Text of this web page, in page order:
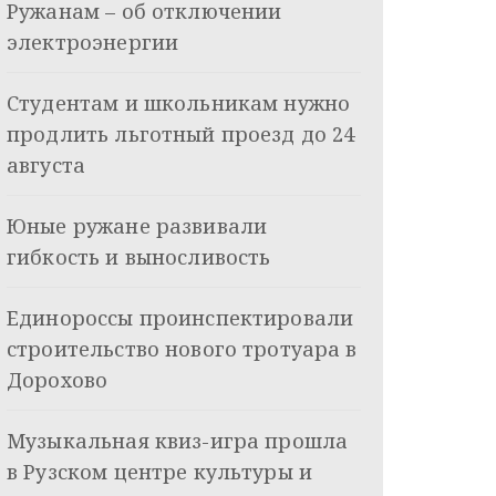
Ружанам – об отключении
электроэнергии
Студентам и школьникам нужно
продлить льготный проезд до 24
августа
Юные ружане развивали
гибкость и выносливость
Единороссы проинспектировали
строительство нового тротуара в
Дорохово
Музыкальная квиз-игра прошла
в Рузском центре культуры и